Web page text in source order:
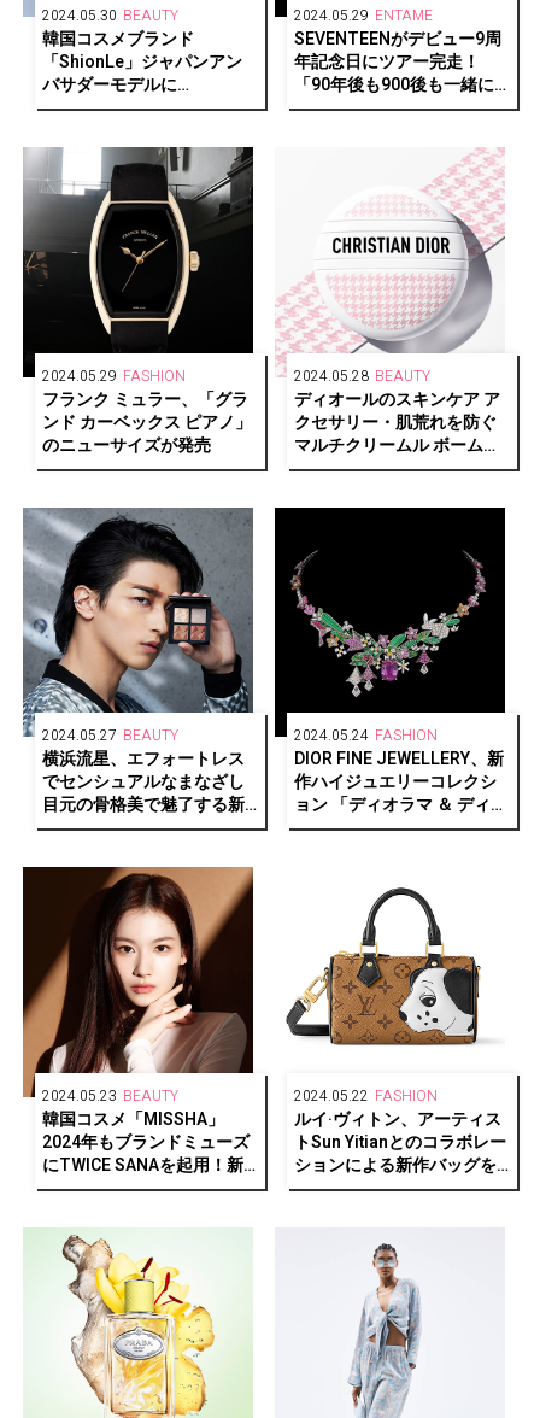
2024.05.30 BEAUTY
韓国コスメブランド
「ShionLe」ジャパンアン
バサダーモデルに
「TREASURE」が就任
2024.05.29 ENTAME
SEVENTEENがデビュー9周
年記念日にツアー完走！
「90年後も900後も一緒に
いましょう」4日間で約25万
2024.05.29 FASHION
フランク ミュラー、「グラ
ンド カーベックス ピアノ」
のニューサイズが発売
2024.05.28 BEAUTY
ディオールのスキンケア ア
クセサリー・肌荒れを防ぐ
マルチクリームル ボームに
限定デザインが登場
2024.05.27 BEAUTY
横浜流星、エフォートレス
でセンシュアルなまなざし
目元の骨格美で魅了する新
ビジュアル公開
2024.05.24 FASHION
DIOR FINE JEWELLERY、新
作ハイジュエリーコレクシ
ョン 「ディオラマ ＆ ディオ
リガミ」発表
2024.05.23 BEAUTY
韓国コスメ「MISSHA」
2024年もブランドミューズ
にTWICE SANAを起用！新
ビジュアルも公開
2024.05.22 FASHION
ルイ·ヴィトン、アーティス
トSun Yitianとのコラボレー
ションによる新作バッグを
発売